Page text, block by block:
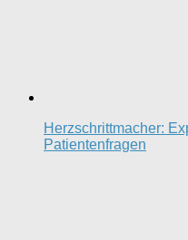
Herzschrittmacher:
Patientenfragen